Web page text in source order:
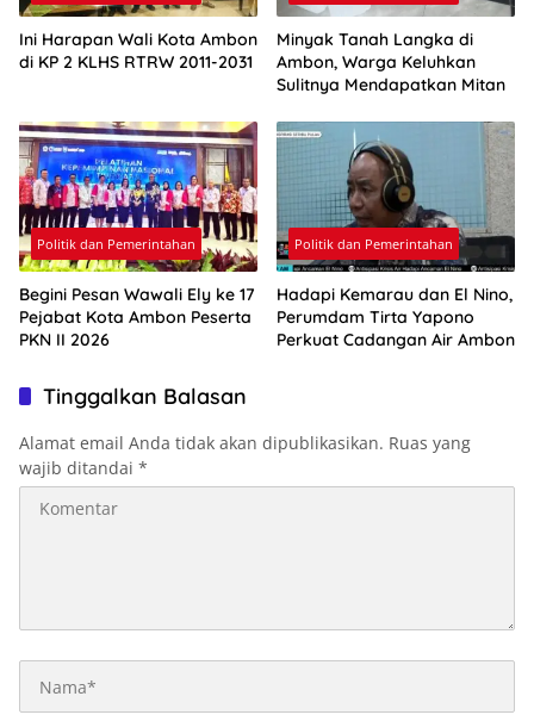
Ini Harapan Wali Kota Ambon
di KP 2 KLHS RTRW 2011-2031
Minyak Tanah Langka di
Ambon, Warga Keluhkan
Sulitnya Mendapatkan Mitan
Politik dan Pemerintahan
Begini Pesan Wawali Ely ke 17
Pejabat Kota Ambon Peserta
PKN II 2026
Politik dan Pemerintahan
Hadapi Kemarau dan El Nino,
Perumdam Tirta Yapono
Perkuat Cadangan Air Ambon
Tinggalkan Balasan
Alamat email Anda tidak akan dipublikasikan. Ruas yang
wajib ditandai *